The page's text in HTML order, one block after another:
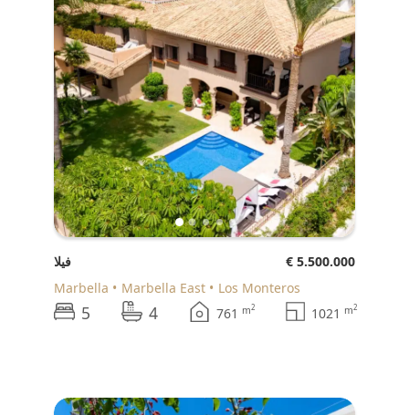
فيلا
€ 5.500.000
Marbella
Marbella East Los Monteros
5 4 761 m2 1021 m2